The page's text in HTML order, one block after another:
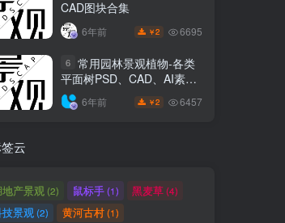
CAD图块合集
6年前 ￥2 6695
6 常用园林景观植物-各类
平面树PSD、CAD、AI素材
线稿
6年前 ￥2 6457
云
产景观 (2) 鼠标手(1) 黑麦草(4)
景观(2) 黄河古村(1)